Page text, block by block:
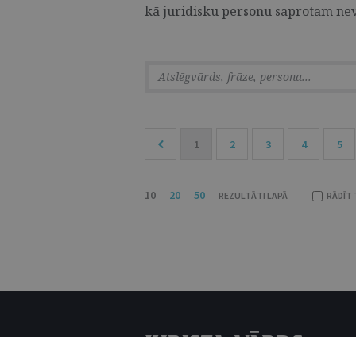
kā juridisku personu saprotam
1 2 3 4 5
10 20 50 REZULTĀTI LAPĀ RĀDĪT